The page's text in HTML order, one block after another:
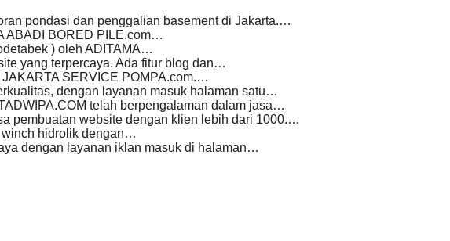
pondasi dan penggalian basement di Jakarta.…
ABADI BORED PILE.com…
) oleh ADITAMA…
yang terpercaya. Ada fitur blog dan…
SERVICE POMPA.com.…
dengan layanan masuk halaman satu…
telah berpengalaman dalam jasa…
pembuatan website dengan klien lebih dari 1000.…
winch hidrolik dengan…
dengan layanan iklan masuk di halaman…